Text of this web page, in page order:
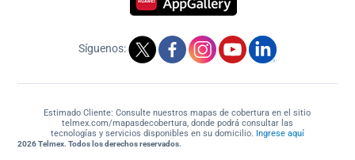
Síguenos:
Estimado Cliente: Consulte nuestros mapas de cobertura en el sitio
telmex.com/mapasdecobertura, donde podrá consultar las
tecnologías y servicios disponibles en su domicilio. Ingrese aquí
2026 Telmex. Todos los derechos reservados.